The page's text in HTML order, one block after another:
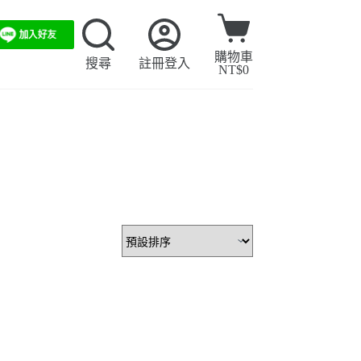
搜尋 註冊登入
購物車
NT$0